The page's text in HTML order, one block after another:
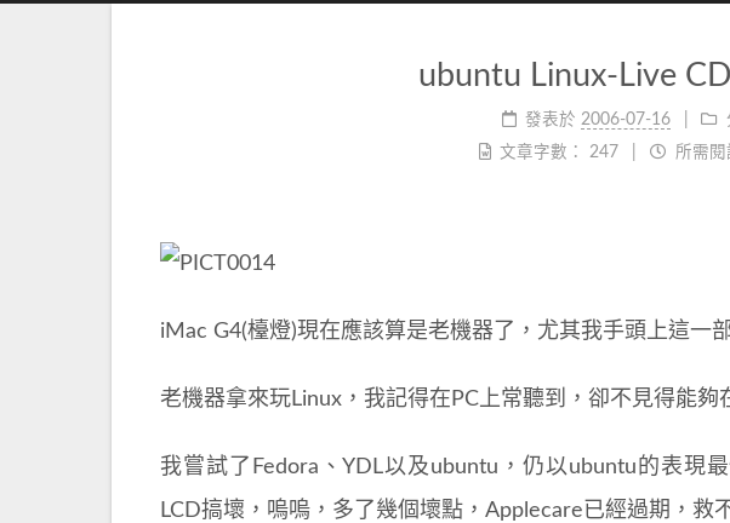
ubuntu Linux-Live
發表於 2006-07-16
文章字數：
247 所需
iMac G4(檯燈)現在應該算是老機器了，尤其我手頭上這一
老機器拿來玩Linux，我記得在PC上常聽到，卻不見得能夠
我嘗試了Fedora、YDL以及ubuntu，仍以ubuntu的表現
LCD搞壞，嗚嗚，多了幾個壞點，Applecare已經過期，救